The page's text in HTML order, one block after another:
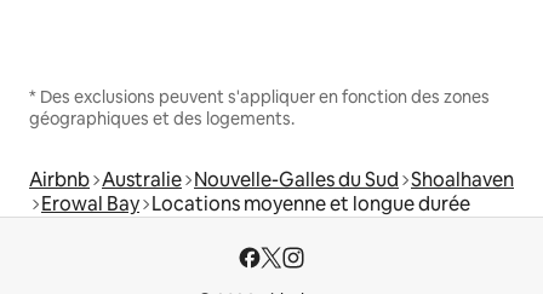
* Des exclusions peuvent s'appliquer en fonction des zones
géographiques et des logements.
Airbnb Australie Nouvelle-Galles du Sud Shoalhaven
Erowal Bay Locations moyenne et longue durée